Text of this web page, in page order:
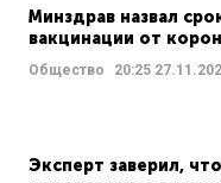
Минздрав назвал
вакцинации от
Общество 20:25
Эксперт заверил,